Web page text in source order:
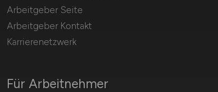
Für Arbeitnehmer
Arbeitgeber Seite
Arbeitgeber Kontakt
Karrierenetzwerk